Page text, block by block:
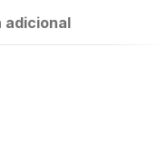
adicional